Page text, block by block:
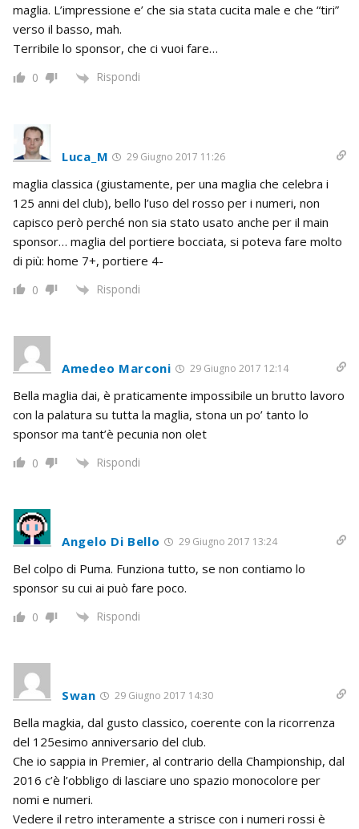
maglia. L’impressione e’ che sia stata cucita male e che “tiri”
verso il basso, mah.
Terribile lo sponsor, che ci vuoi fare…
0 Rispondi
Luca_M 29 Giugno 2017 11:26
maglia classica (giustamente, per una maglia che celebra i
125 anni del club), bello l’uso del rosso per i numeri, non
capisco però perché non sia stato usato anche per il main
sponsor… maglia del portiere bocciata, si poteva fare molto
di più: home 7+, portiere 4-
0 Rispondi
Amedeo Marconi 29 Giugno 2017 12:14
Bella maglia dai, è praticamente impossibile un brutto lavoro
con la palatura su tutta la maglia, stona un po’ tanto lo
sponsor ma tant’è pecunia non olet
0 Rispondi
Angelo Di Bello 29 Giugno 2017 13:24
Bel colpo di Puma. Funziona tutto, se non contiamo lo
sponsor su cui ai può fare poco.
0 Rispondi
Swan 29 Giugno 2017 14:30
Bella magkia, dal gusto classico, coerente con la ricorrenza
del 125esimo anniversario del club.
Che io sappia in Premier, al contrario della Championship, dal
2016 c’è l’obbligo di lasciare uno spazio monocolore per
nomi e numeri.
Vedere il retro interamente a strisce con i numeri rossi è